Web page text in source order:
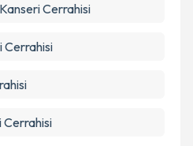
Cerrahisi
Cerrahisi
Cerrahisi